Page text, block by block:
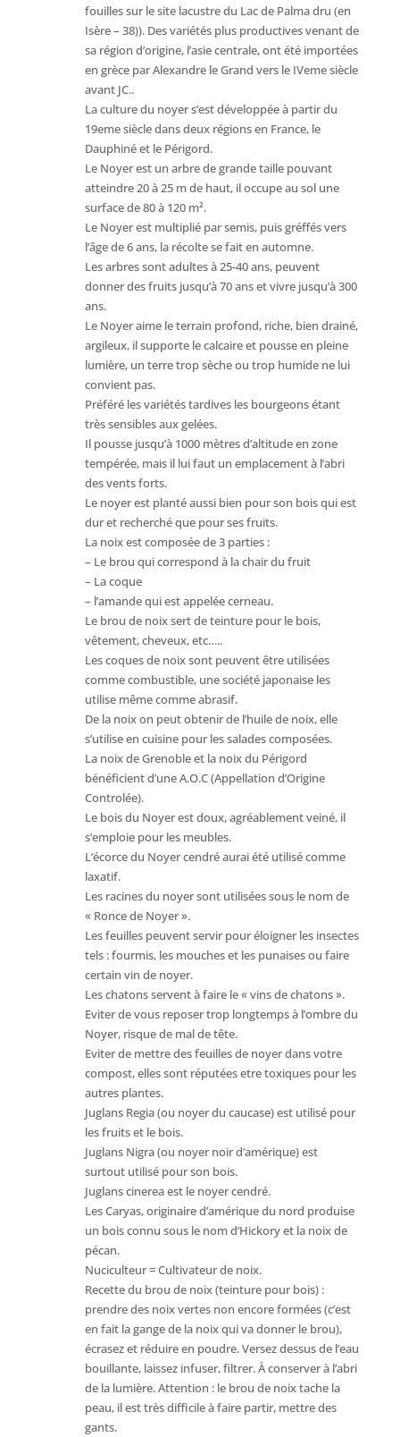
fouilles sur le site lacustre du Lac de Palma dru (en
Isère – 38)). Des variétés plus productives venant de
sa région d’origine, l’asie centrale, ont été importées
en grèce par Alexandre le Grand vers le IVeme siècle
avant JC..
La culture du noyer s’est développée à partir du
19eme siècle dans deux régions en France, le
Dauphiné et le Périgord.
Le Noyer est un arbre de grande taille pouvant
atteindre 20 à 25 m de haut, il occupe au sol une
surface de 80 à 120 m².
Le Noyer est multiplié par semis, puis gréffés vers
l’âge de 6 ans, la récolte se fait en automne.
Les arbres sont adultes à 25-40 ans, peuvent
donner des fruits jusqu’à 70 ans et vivre jusqu’à 300
ans.
Le Noyer aime le terrain profond, riche, bien drainé,
argileux, il supporte le calcaire et pousse en pleine
lumière, un terre trop sèche ou trop humide ne lui
convient pas.
Préféré les variétés tardives les bourgeons étant
très sensibles aux gelées.
Il pousse jusqu’à 1000 mètres d’altitude en zone
tempérée, mais il lui faut un emplacement à l’abri
des vents forts.
Le noyer est planté aussi bien pour son bois qui est
dur et recherché que pour ses fruits.
La noix est composée de 3 parties :
– Le brou qui correspond à la chair du fruit
– La coque
– l’amande qui est appelée cerneau.
Le brou de noix sert de teinture pour le bois,
vêtement, cheveux, etc…..
Les coques de noix sont peuvent être utilisées
comme combustible, une société japonaise les
utilise même comme abrasif.
De la noix on peut obtenir de l’huile de noix, elle
s’utilise en cuisine pour les salades composées.
La noix de Grenoble et la noix du Périgord
bénéficient d’une A.O.C (Appellation d’Origine
Controlée).
Le bois du Noyer est doux, agréablement veiné, il
s’emploie pour les meubles.
L’écorce du Noyer cendré aurai été utilisé comme
laxatif.
Les racines du noyer sont utilisées sous le nom de
« Ronce de Noyer ».
Les feuilles peuvent servir pour éloigner les insectes
tels : fourmis, les mouches et les punaises ou faire
certain vin de noyer.
Les chatons servent à faire le « vins de chatons ».
Eviter de vous reposer trop longtemps à l’ombre du
Noyer, risque de mal de tête.
Eviter de mettre des feuilles de noyer dans votre
compost, elles sont réputées etre toxiques pour les
autres plantes.
Juglans Regia (ou noyer du caucase) est utilisé pour
les fruits et le bois.
Juglans Nigra (ou noyer noir d’amérique) est
surtout utilisé pour son bois.
Juglans cinerea est le noyer cendré.
Les Caryas, originaire d’amérique du nord produise
un bois connu sous le nom d’Hickory et la noix de
pécan.
Nuciculteur = Cultivateur de noix.
Recette du brou de noix (teinture pour bois) :
prendre des noix vertes non encore formées (c’est
en fait la gange de la noix qui va donner le brou),
écrasez et réduire en poudre. Versez dessus de l’eau
bouillante, laissez infuser, filtrer. À conserver à l’abri
de la lumière. Attention : le brou de noix tache la
peau, il est très difficile à faire partir, mettre des
gants.